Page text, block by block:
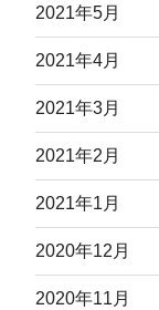
2021年5月
2021年4月
2021年3月
2021年2月
2021年1月
2020年12月
2020年11月